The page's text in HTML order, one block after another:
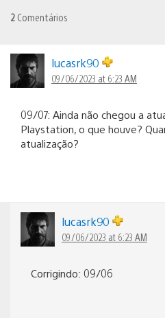
2 Comentários
lucasrk90
09/06/2023 at 6:23 AM
09/07: Ainda não chegou a
Playstation, o que houve?
atualização?
lucasrk90
09/06/2023 at 6:23 AM
Corrigindo: 09/06